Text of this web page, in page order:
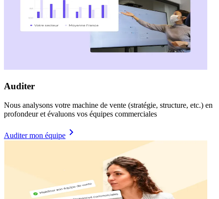
Auditer
Nous analysons votre machine de vente (stratégie, structure, etc.) en
profondeur et évaluons vos équipes commerciales
Auditer mon équipe